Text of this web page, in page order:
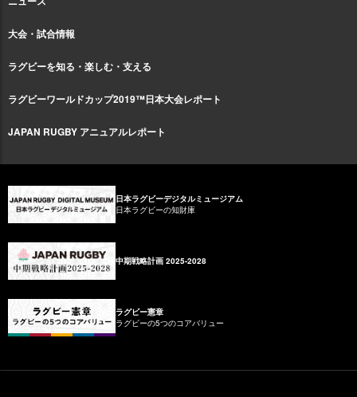
大会・試合情報
ラグビーを知る・楽しむ・支える
ラグビーワールドカップ2019™日本大会レポート
JAPAN RUGBY アニュアルレポート
日本ラグビーデジタルミュージアム
日本ラグビーの知財庫
中期戦略計画 2025-2028
ラグビー憲章
ラグビーの5つのコアバリュー